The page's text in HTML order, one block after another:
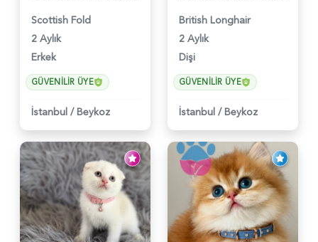
Scottish Fold
2 Aylık
Erkek
GÜVENILIR ÜYE
İstanbul / Beykoz
British Longhair
2 Aylık
Dişi
GÜVENILIR ÜYE
İstanbul / Beykoz